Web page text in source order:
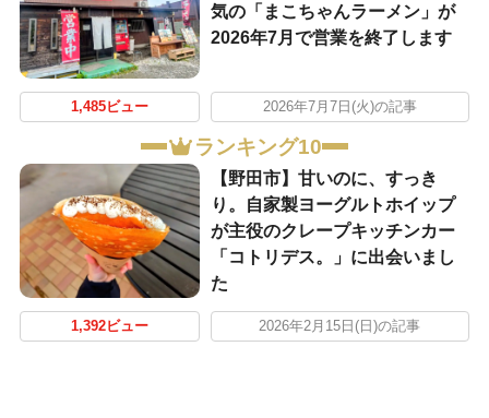
気の「まこちゃんラーメン」が
2026年7月で営業を終了します
1,485ビュー 2026年7月7日(火)の記事
ランキング10
【野田市】甘いのに、すっき
り。自家製ヨーグルトホイップ
が主役のクレープキッチンカー
「コトリデス。」に出会いまし
た
1,392ビュー 2026年2月15日(日)の記事